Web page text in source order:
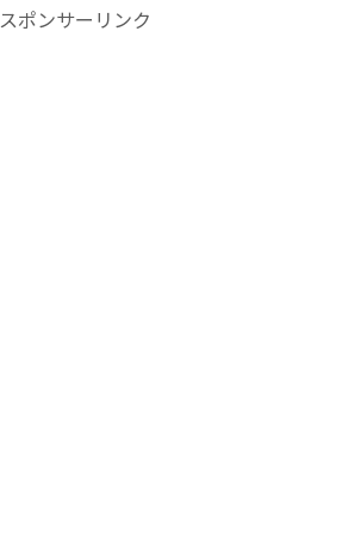
スポンサーリンク